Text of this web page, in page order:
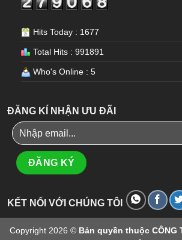
Hits Today : 1677
Total Hits : 991891
Who's Online : 5
ĐĂNG KÍ NHẬN ƯU ĐÃI
KẾT NỐI VỚI CHÚNG TÔI
Copyright 2026 © Bản quyền thuộc CÔNG